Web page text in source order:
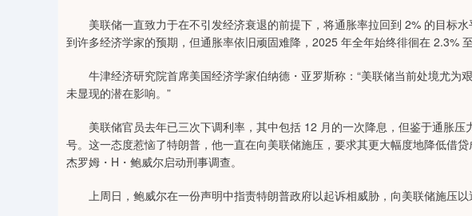
美联储一直致力于在不引发经济衰退的前提下，将通胀率拉回到 2% 的目标水
到许多经济学家的预期，但通胀率依旧顽固难降，2025 年全年始终徘徊在 2.3% 至
牛津经济研究院首席美国经济学家伯纳德・亚罗斯称：“美联储当前处境尤为
未显现的潜在影响。”
美联储官员去年已三次下调利率，其中包括 12 月的一次降息，但鉴于通胀压
号。这一态度惹恼了特朗普，他一直在向美联储施压，要求其更大幅度地降低借
杰罗姆・H・鲍威尔启动刑事调查。
上周日，鲍威尔在一份声明中指责特朗普政府以起诉相威胁，向美联储施压以